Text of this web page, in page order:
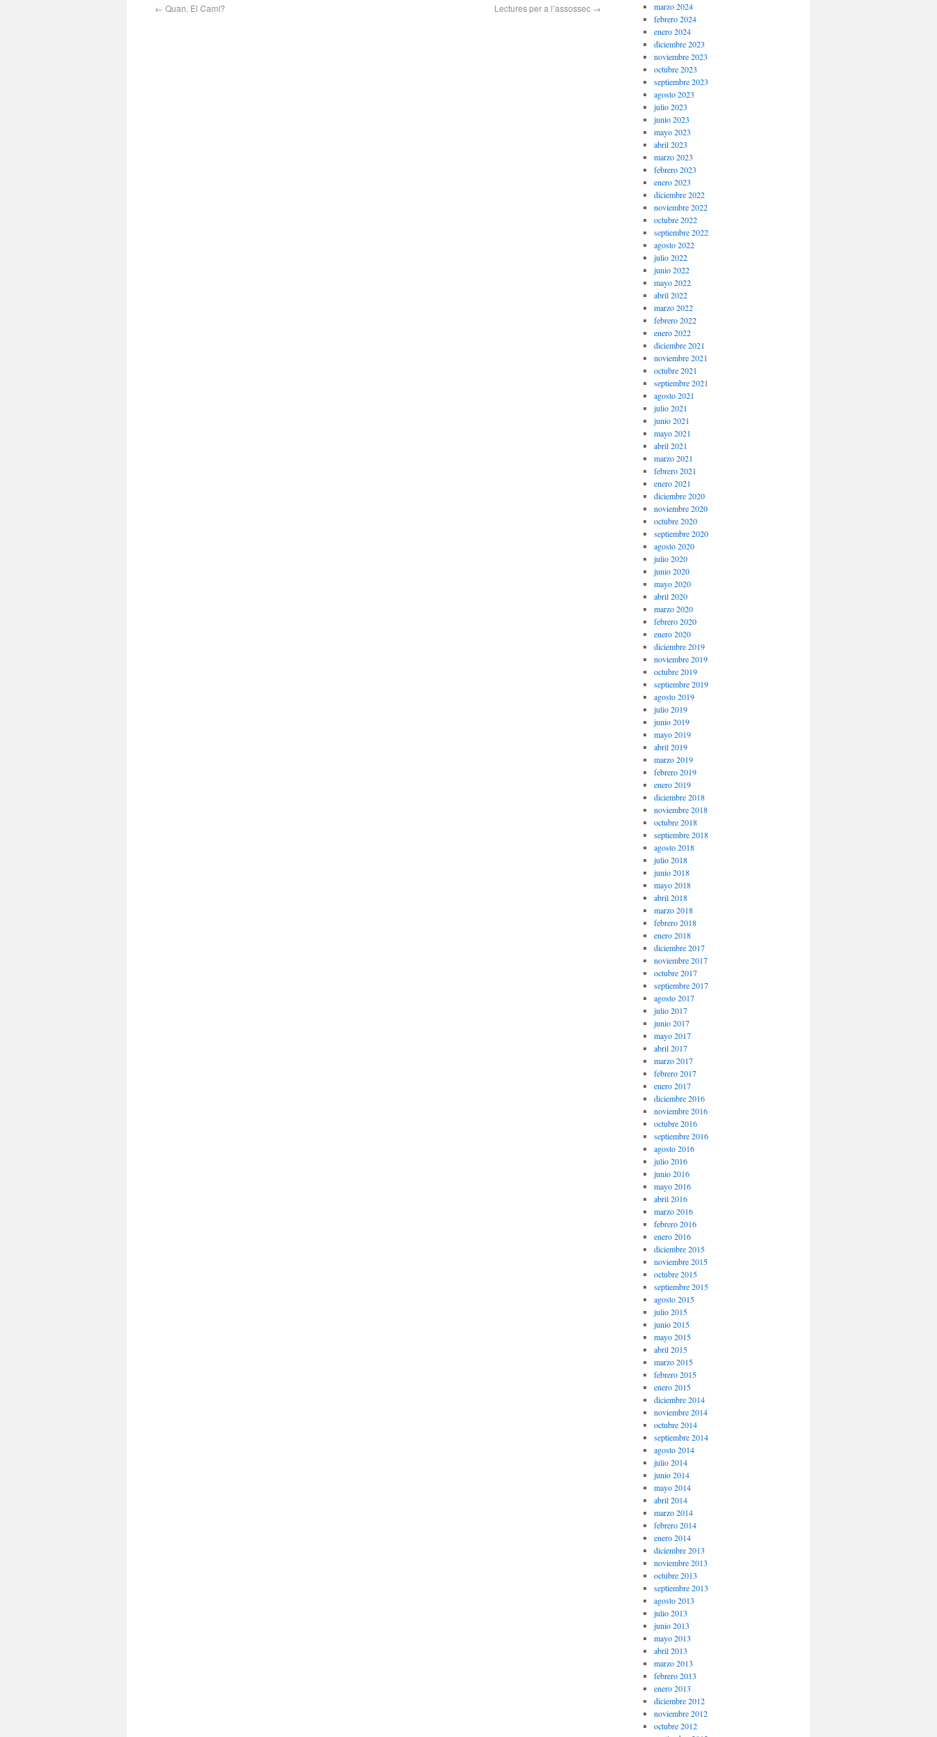
← Quan, El Camí? Lectures per a l’assossec →
marzo 2024
febrero 2024
enero 2024
diciembre 2023
noviembre 2023
octubre 2023
septiembre 2023
agosto 2023
julio 2023
junio 2023
mayo 2023
abril 2023
marzo 2023
febrero 2023
enero 2023
diciembre 2022
noviembre 2022
octubre 2022
septiembre 2022
agosto 2022
julio 2022
junio 2022
mayo 2022
abril 2022
marzo 2022
febrero 2022
enero 2022
diciembre 2021
noviembre 2021
octubre 2021
septiembre 2021
agosto 2021
julio 2021
junio 2021
mayo 2021
abril 2021
marzo 2021
febrero 2021
enero 2021
diciembre 2020
noviembre 2020
octubre 2020
septiembre 2020
agosto 2020
julio 2020
junio 2020
mayo 2020
abril 2020
marzo 2020
febrero 2020
enero 2020
diciembre 2019
noviembre 2019
octubre 2019
septiembre 2019
agosto 2019
julio 2019
junio 2019
mayo 2019
abril 2019
marzo 2019
febrero 2019
enero 2019
diciembre 2018
noviembre 2018
octubre 2018
septiembre 2018
agosto 2018
julio 2018
junio 2018
mayo 2018
abril 2018
marzo 2018
febrero 2018
enero 2018
diciembre 2017
noviembre 2017
octubre 2017
septiembre 2017
agosto 2017
julio 2017
junio 2017
mayo 2017
abril 2017
marzo 2017
febrero 2017
enero 2017
diciembre 2016
noviembre 2016
octubre 2016
septiembre 2016
agosto 2016
julio 2016
junio 2016
mayo 2016
abril 2016
marzo 2016
febrero 2016
enero 2016
diciembre 2015
noviembre 2015
octubre 2015
septiembre 2015
agosto 2015
julio 2015
junio 2015
mayo 2015
abril 2015
marzo 2015
febrero 2015
enero 2015
diciembre 2014
noviembre 2014
octubre 2014
septiembre 2014
agosto 2014
julio 2014
junio 2014
mayo 2014
abril 2014
marzo 2014
febrero 2014
enero 2014
diciembre 2013
noviembre 2013
octubre 2013
septiembre 2013
agosto 2013
julio 2013
junio 2013
mayo 2013
abril 2013
marzo 2013
febrero 2013
enero 2013
diciembre 2012
noviembre 2012
octubre 2012